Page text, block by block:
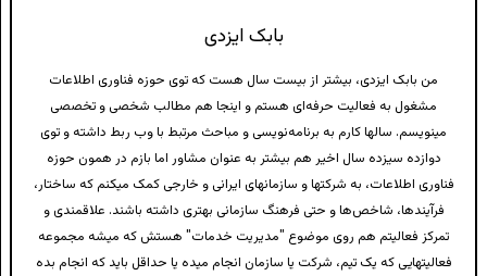
بابک ایزدی
من بابک ایزدی، بیشتر از بیست سال هست که توی حوزه فناوری اطلاعات
مشغول به فعالیت حرفه‌ای هستم و اینجا هم مطالب شخصی و تخصصی
مینویسم. سالها کارم به برنامه‌نویسی و مباحث مرتبط با وب ربط داشته و توی
دوازده سیزده سال اخیر هم بیشتر به عنوان مشاور اما بازم در همون حوزه
فناوری اطلاعات، به شرکتها و سازمانهای ایرانی و خارجی کمک میکنم که ساختار،
فرآیندها، شاخص‌ها و حتی فرهنگ سازمانی بهتری داشته باشند. علاقمندی و
تمرکز فعالیتم هم روی موضوع "مدیریت خدمات" هستش که میشه مجموعه
فعالیتهایی که یک تیم، شرکت یا سازمان انجام میده یا حداقل باید که انجام بده